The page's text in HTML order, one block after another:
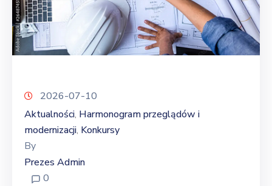
2026-07-10
Aktualności‚ Harmonogram przeglądów i
modernizacji‚ Konkursy
By
Prezes Admin
0